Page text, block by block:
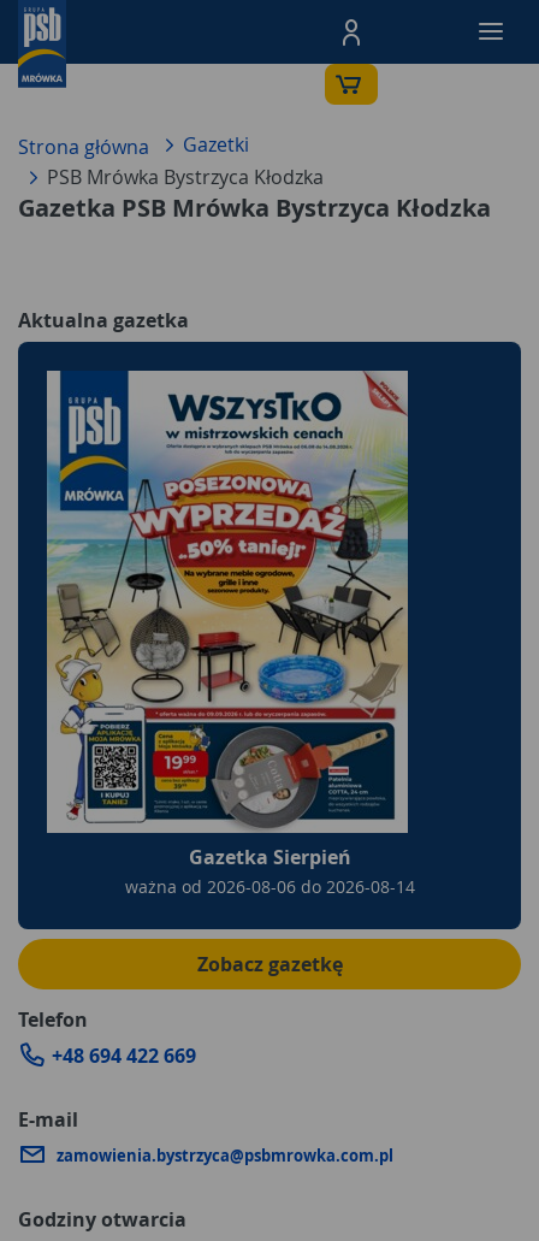
Menu Produktów,
Strona główna
Gazetki
PSB Mrówka Bystrzyca Kłodzka
Gazetka PSB Mrówka Bystrzyca Kłodzka
Aktualna gazetka
Gazetka Sierpień
ważna od 2026-08-06do 2026-08-14
Zobacz gazetkę
Telefon
+48 694 422 669
E-mail
zamowienia.bystrzyca@psbmrowka.com.pl
Godziny otwarcia